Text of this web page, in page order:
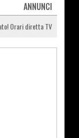
ANNUNCI
Orari diretta TV